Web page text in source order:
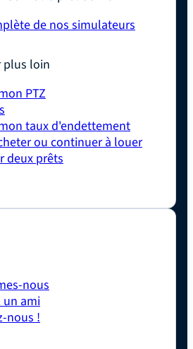
de nos simulateurs
plus loin
PTZ
taux d'endettement
ou continuer à louer
deux prêts
nous
un ami
nous !